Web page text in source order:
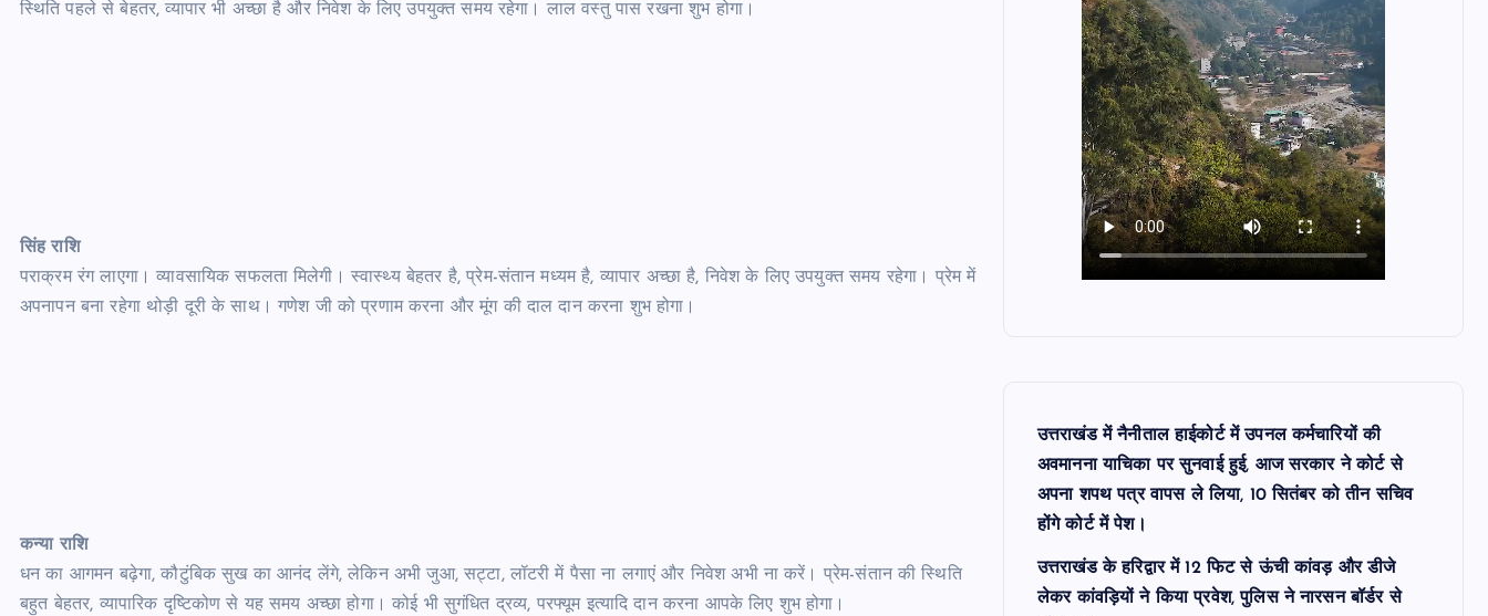
स्थिति पहले से बेहतर, व्यापार भी अच्छा है और निवेश के लिए उपयुक्त समय रहेगा। लाल वस्तु पास रखना शुभ होगा।
सिंह राशि
पराक्रम रंग लाएगा। व्यावसायिक सफलता मिलेगी। स्वास्थ्य बेहतर है, प्रेम-संतान मध्यम है, व्यापार अच्छा है, निवेश के लिए उपयुक्त समय रहेगा। प्रेम में
अपनापन बना रहेगा थोड़ी दूरी के साथ। गणेश जी को प्रणाम करना और मूंग की दाल दान करना शुभ होगा।
कन्या राशि
धन का आगमन बढ़ेगा, कौटुंबिक सुख का आनंद लेंगे, लेकिन अभी जुआ, सट्टा, लॉटरी में पैसा ना लगाएं और निवेश अभी ना करें। प्रेम-संतान की स्थिति
बहुत बेहतर, व्यापारिक दृष्टिकोण से यह समय अच्छा होगा। कोई भी सुगंधित द्रव्य, परफ्यूम इत्यादि दान करना आपके लिए शुभ होगा।
उत्तराखंड में नैनीताल हाईकोर्ट में उपनल कर्मचारियों की
अवमानना याचिका पर सुनवाई हुई, आज सरकार ने कोर्ट से
अपना शपथ पत्र वापस ले लिया, 10 सितंबर को तीन सचिव
होंगे कोर्ट में पेश।
उत्तराखंड के हरिद्वार में 12 फिट से ऊंची कांवड़ और डीजे
लेकर कांवड़ियों ने किया प्रवेश, पुलिस ने नारसन बॉर्डर से